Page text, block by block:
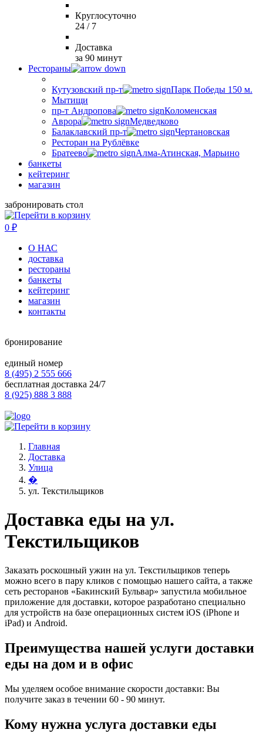
Круглосуточно
24 / 7
Доставка
за 90 минут
Рестораны
Кутузовский пр-т
Парк Победы 150 м.
Мытищи
пр-т Андропова
Коломенская
Аврора
Медведково
Балаклавский пр-т
Чертановская
Ресторан на Рублёвке
Братеево
Алма-Атинская, Марьино
банкеты
кейтеринг
магазин
забронировать стол
0 ₽
О НАС
доставка
рестораны
банкеты
кейтеринг
магазин
контакты
бронирование
единый номер
8 (495) 2 555 666
бесплатная доставка 24/7
8 (925) 888 3 888
Главная
Доставка
Улица
�
ул. Текстильщиков
Доставка еды на ул.
Текстильщиков
Заказать роскошный ужин на ул. Текстильщиков теперь
можно всего в пару кликов с помощью нашего сайта, а также
сеть ресторанов «Бакинский Бульвар» запустила мобильное
приложение для доставки, которое разработано специально
для устройств на базе операционных систем iOS (iPhone и
iPad) и Android.
Преимущества нашей услуги доставки
еды на дом и в офис
Мы уделяем особое внимание скорости доставки: Вы
получите заказ в течении 60 - 90 минут.
Кому нужна услуга доставки еды